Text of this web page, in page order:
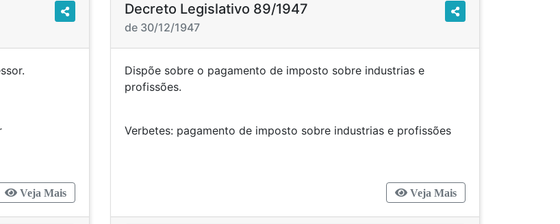
professor
Veja Mais
Decreto Legislativo 89/1947
de 30/12/1947
Dispõe sobre o pagamento de imposto sobre industrias e
profissões.
Verbetes: pagamento de imposto sobre industrias e profissões
Veja Mais